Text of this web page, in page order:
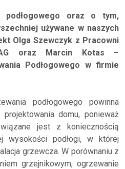
podłogowego oraz o tym,
używane w naszych
Olga Szewczyk z Pracowni
oraz Marcin Kotas –
Podłogowego w firmie
podłogowego powinna
domu, ponieważ
jest z koniecznością
wysokości podłogi, w której
grzewcza. W porównaniu z
grzejnikowym, ogrzewanie